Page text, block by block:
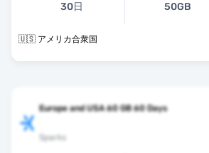
30日 50GB
🇺🇸 アメリカ合衆国
Europe and USA 60 GB 60 Days
Sparks